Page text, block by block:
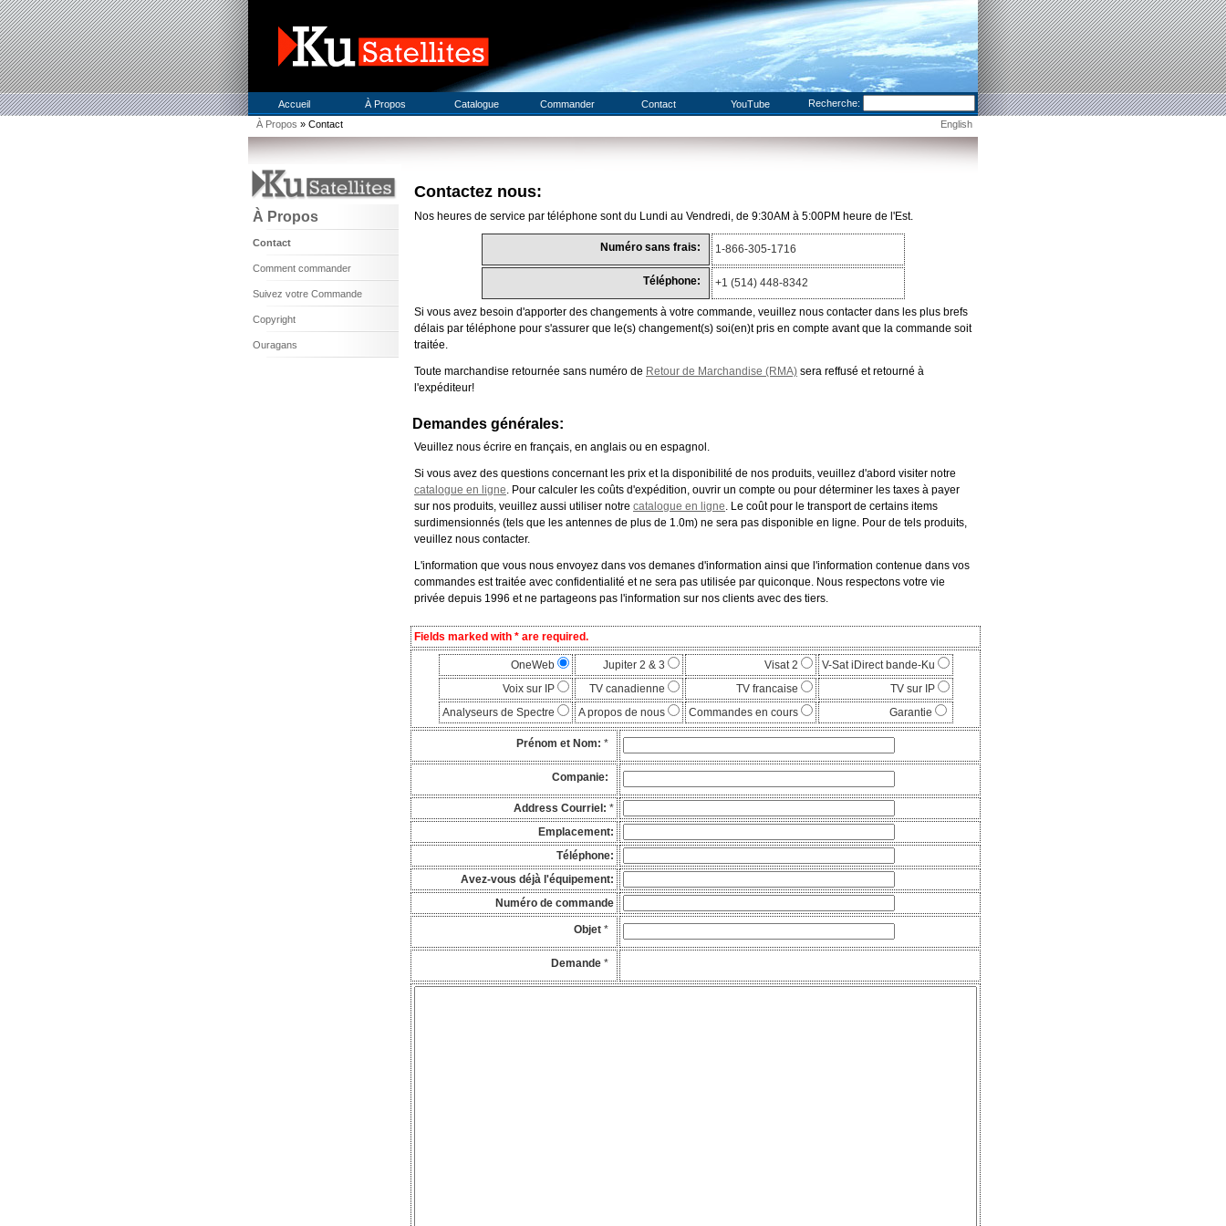
Accueil À Propos Catalogue Commander Contact YouTube
Recherche:
À Propos » Contact English
À Propos
Contact
Comment commander
Suivez votre Commande
Copyright
Ouragans
Contactez nous:
Nos heures de service par téléphone sont du Lundi au Vendredi, de 9:30AM à 5:00PM heure de l'Est.
Numéro sans frais: 1-866-305-1716
Téléphone: +1 (514) 448-8342
Si vous avez besoin d'apporter des changements à votre commande, veuillez nous contacter dans les plus brefs
délais par téléphone pour s'assurer que le(s) changement(s) soi(en)t pris en compte avant que la commande soit
traitée.
Toute marchandise retournée sans numéro de Retour de Marchandise (RMA) sera reffusé et retourné à
l'expéditeur!
Demandes générales:
Veuillez nous écrire en français, en anglais ou en espagnol.
Si vous avez des questions concernant les prix et la disponibilité de nos produits, veuillez d'abord visiter notre
catalogue en ligne. Pour calculer les coûts d'expédition, ouvrir un compte ou pour déterminer les taxes à payer
sur nos produits, veuillez aussi utiliser notre catalogue en ligne. Le coût pour le transport de certains items
surdimensionnés (tels que les antennes de plus de 1.0m) ne sera pas disponible en ligne. Pour de tels produits,
veuillez nous contacter.
L'information que vous nous envoyez dans vos demanes d'information ainsi que l'information contenue dans vos
commandes est traitée avec confidentialité et ne sera pas utilisée par quiconque. Nous respectons votre vie
privée depuis 1996 et ne partageons pas l'information sur nos clients avec des tiers.
Fields marked with * are required.
OneWeb Jupiter 2 & 3 Visat 2
V-Sat iDirect bande-Ku
Voix sur IP
TV canadienne TV francaise
TV sur IP
Analyseurs de Spectre
A propos de nous Commandes en cours Garantie
Prénom et Nom: *
Companie:
Address Courriel: *
Emplacement:
Téléphone:
Avez-vous déjà l'équipement:
Numéro de commande
Objet *
Demande *